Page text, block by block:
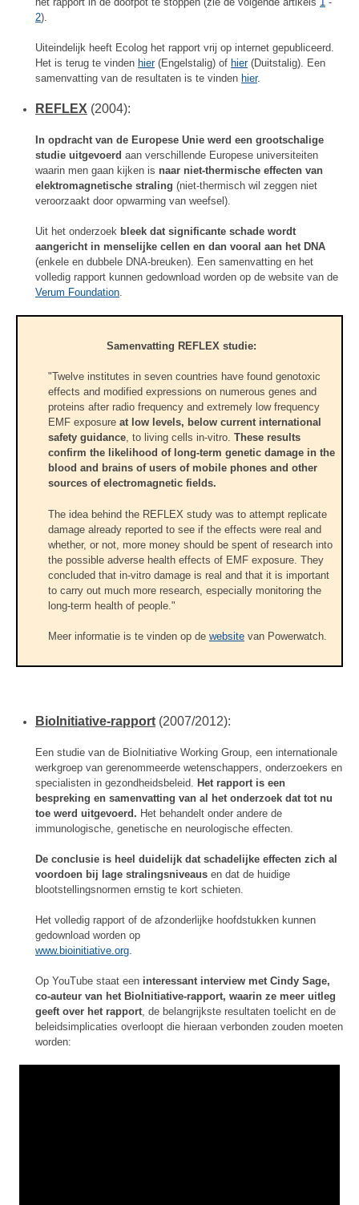
2).
Uiteindelijk heeft Ecolog het rapport vrij op internet gepubliceerd.
Het is terug te vinden hier(Engelstalig) of hier(Duitstalig). Een
samenvatting van de resultaten is te vinden hier.
REFLEX (2004):
In opdracht van de Europese Unie werd een grootschalige
studie uitgevoerd aan verschillende Europese universiteiten
waarin men gaan kijken is naar niet-thermische effecten van
elektromagnetische straling (niet-thermisch wil zeggen niet
veroorzaakt door opwarming van weefsel).
Uit het onderzoek bleek dat significante schade wordt
aangericht in menselijke cellen en dan vooral aan het DNA
(enkele en dubbele DNA-breuken). Een samenvatting en het
volledig rapport kunnen gedownload worden op de website van de
Verum Foundation
Samenvatting REFLEX studie:
"Twelve institutes in seven countries have found genotoxic
effects and modified expressions on numerous genes and
proteins after radio frequency and extremely low frequency
EMF exposure at low levels, below current international
safety guidance, to living cells in-vitro. These results
confirm the likelihood of long-term genetic damage in the
blood and brains of users of mobile phones and other
sources of electromagnetic fields.
The idea behind the REFLEX study was to attempt replicate
damage already reported to see if the effects were real and
whether, or not, more money should be spent of research into
the possible adverse health effects of EMF exposure. They
concluded that in-vitro damage is real and that it is important
to carry out much more research, especially monitoring the
long-term health of people."
Meer informatie is te vinden op de website van Powerwatch.
BioInitiative-rapport (2007/2012):
Een studie van de BioInitiative Working Group, een internationale
werkgroep van gerenommeerde wetenschappers, onderzoekers en
specialisten in gezondheidsbeleid. Het rapport is een
bespreking en samenvatting van al het onderzoek dat tot nu
toe werd uitgevoerd. Het behandelt onder andere de
immunologische, genetische en neurologische effecten.
De conclusie is heel duidelijk dat schadelijke effecten zich al
voordoen bij lage stralingsniveaus en dat de huidige
blootstellingsnormen ernstig te kort schieten.
Het volledig rapport of de afzonderlijke hoofdstukken kunnen
gedownload worden op
www.bioinitiative.org
Op YouTube staat een interessant interview met Cindy Sage,
co-auteur van het BioInitiative-rapport, waarin ze meer uitleg
geeft over het rapport , de belangrijkste resultaten toelicht en de
beleidsimplicaties overloopt die hieraan verbonden zouden moeten
worden: